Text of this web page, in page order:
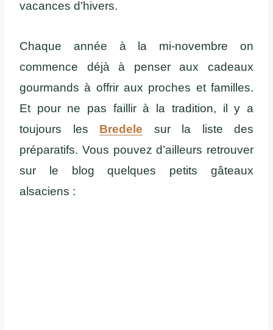
vacances d’hivers.
Chaque année à la mi-novembre on
commence déjà à penser aux cadeaux
gourmands à offrir aux proches et familles.
Et pour ne pas faillir à la tradition, il y a
toujours les Bredele sur la liste des
préparatifs. Vous pouvez d’ailleurs retrouver
sur le blog quelques petits gâteaux
alsaciens :